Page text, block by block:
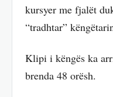
kursyer me fjalët
“tradhtar”
Klipi i këngës ka
brenda 48 orësh.